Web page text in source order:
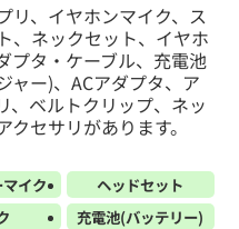
リ、イヤホンマイク、ス
、ネックセット、イヤホ
プタ・ケーブル、充電池
ャー)、ACアダプタ、ア
、ベルトクリップ、ネッ
クセサリがあります。
イク
ヘッドセット
充電池(バッテリー)